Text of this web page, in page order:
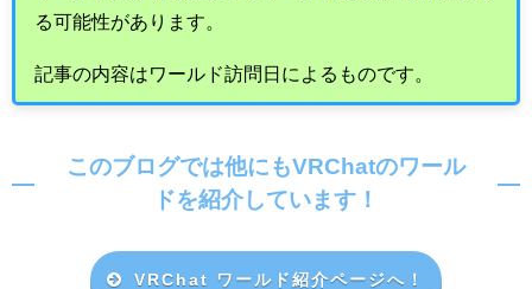
る可能性があります。
記事の内容はワールド訪問日によるものです。
このブログでは他にもVRChatのワール
ドを紹介しています！
VRChat ワールド紹介ページへ！